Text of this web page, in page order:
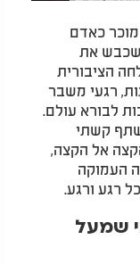
כאדם
שכבש את
הציבורית
רגעי משבר
לבורא עולם.
וגלוי לב לערוץ 2000, משתף קשתי
אל הקצה,
העמוקה
רגע ורגע.
שמעל